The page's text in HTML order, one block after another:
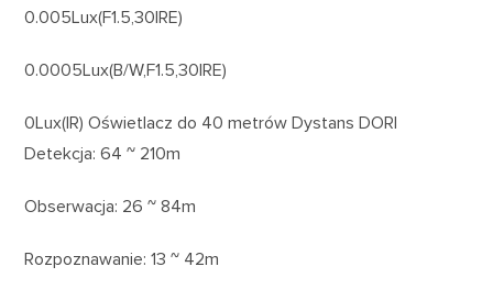
0.005Lux(F1.5,30IRE)
0.0005Lux(B/W,F1.5,30IRE)
0Lux(IR) Oświetlacz do 40 metrów Dystans DORI
Detekcja: 64 ~ 210m
Obserwacja: 26 ~ 84m
Rozpoznawanie: 13 ~ 42m